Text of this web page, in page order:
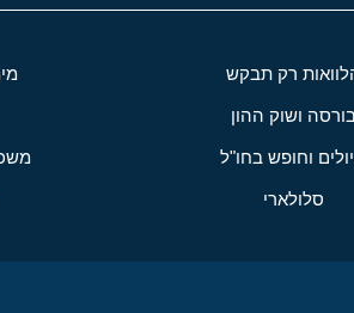
רק תבקש
ושוק ההון
וחופש בחו"ל
סלולארי